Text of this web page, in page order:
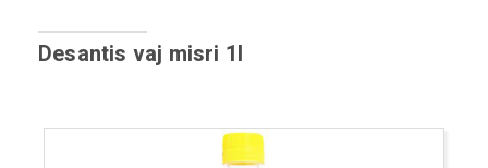
Desantis vaj misri 1l